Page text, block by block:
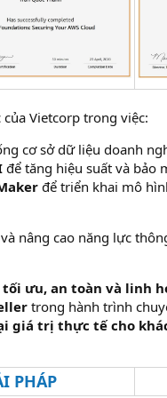
Vietcorp trong việc:
cơ sở dữ liệu doanh
để tăng hiệu suất và bảo
để triển khai mô
nâng cao năng lực
ưu, an toàn và linh
trong hành trình
giá trị thực tế cho
PHÁP